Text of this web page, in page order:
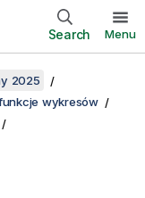
Search Menu
2025
wykresów